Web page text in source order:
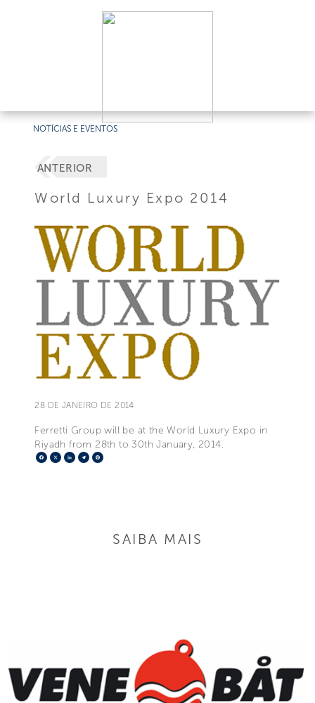
NOTÍCIAS E EVENTOS
ANTERIOR
World Luxury Expo 2014
28 DE JANEIRO DE 2014
Ferretti Group will be at the World Luxury Expo in
Riyadh from 28th to 30th January, 2014.
Facebook
X LinkedIn
Telegram
SAIBA MAIS